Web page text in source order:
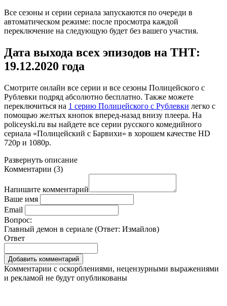
Все сезоны и серии сериала запускаются по очереди в
автоматическом режиме: после просмотра каждой
переключение на следующую будет без вашего участия.
Дата выхода всех эпизодов на ТНТ:
19.12.2020 года
Смотрите онлайн все серии и все сезоны Полицейского с
Рублевки подряд абсолютно бесплатно. Также можете
переключиться на 1 серию Полицейского с Рублевки легко с
помощью желтых кнопок вперед-назад внизу плеера. На
policeyski.ru вы найдете все серии русского комедийного
сериала «Полицейский с Барвихи» в хорошем качестве HD
720p и 1080p.
Развернуть описание
Комментарии (3)
Напишите комментарий
Ваше имя
Email
Вопрос:
Главный демон в сериале (Ответ: Измайлов)
Ответ
Комментарии с оскорблениями, нецензурными выражениями
и рекламой не будут опубликованы